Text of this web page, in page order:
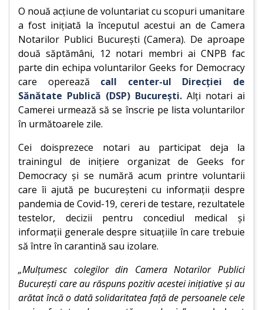
O nouă acțiune de voluntariat cu scopuri umanitare
a fost inițiată la începutul acestui an de Camera
Notarilor Publici București (Camera). De aproape
două săptămâni, 12 notari membri ai CNPB fac
parte din echipa voluntarilor Geeks for Democracy
care operează call center-ul Direcției de
Sănătate Publică (DSP) București. Alți notari ai
Camerei urmează să se înscrie pe lista voluntarilor
în următoarele zile.
Cei doisprezece notari au participat deja la
trainingul de inițiere organizat de Geeks for
Democracy și se numără acum printre voluntarii
care îi ajută pe bucureșteni cu informații despre
pandemia de Covid-19, cereri de testare, rezultatele
testelor, decizii pentru concediul medical și
informații generale despre situațiile în care trebuie
să între în carantină sau izolare.
„Mulțumesc colegilor din Camera Notarilor Publici
București care au răspuns pozitiv acestei inițiative și au
arătat încă o dată solidaritatea față de persoanele cele